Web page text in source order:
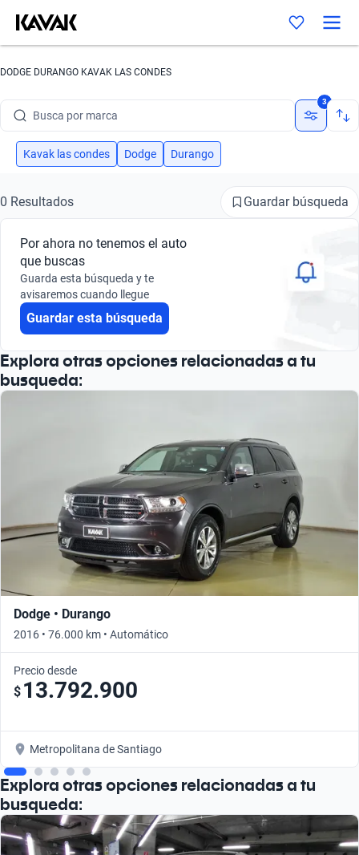
DODGE DURANGO KAVAK LAS CONDES
Busca por marca
Busca por modelo
Busca por año
Busca por marca
Busca por modelo
Busca por año
3
Kavak las condes Dodge Durango
0 Resultados Guardar búsqueda
Por ahora no tenemos el auto
que buscas
Guarda esta búsqueda y te
avisaremos cuando llegue
Guardar esta búsqueda
Explora otras opciones relacionadas a tu
busqueda:
Dodge • Durango
2016 • 76.000 km • Automático
Precio desde
$ 13.792.900
Metropolitana de Santiago
Explora otras opciones relacionadas a tu
busqueda: